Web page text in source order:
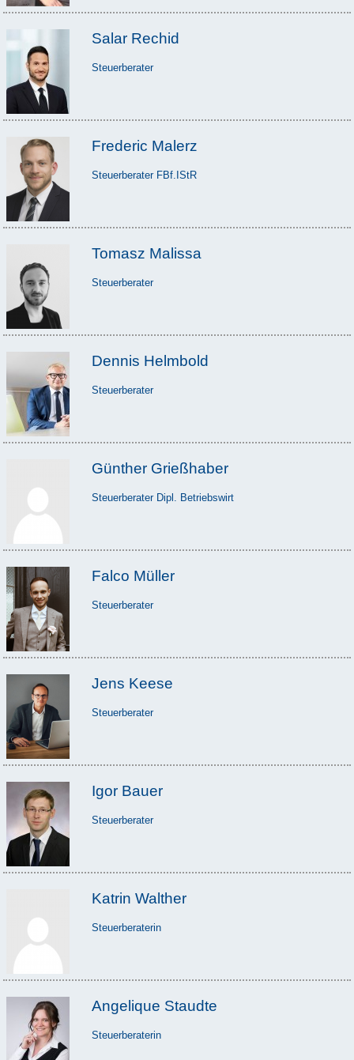
Salar Rechid
Steuerberater
Frederic Malerz
Steuerberater FBf.IStR
Tomasz Malissa
Steuerberater
Dennis Helmbold
Steuerberater
Günther Grießhaber
Steuerberater Dipl. Betriebswirt
Falco Müller
Steuerberater
Jens Keese
Steuerberater
Igor Bauer
Steuerberater
Katrin Walther
Steuerberaterin
Angelique Staudte
Steuerberaterin